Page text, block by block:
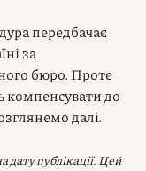
передбачає
за
бюро. Проте
компенсувати до
далі.
дату публікації. Цей